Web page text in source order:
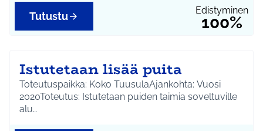
Edistyminen
100%
Tutustu
Istutetaan lisää puita
Toteutuspaikka: Koko TuusulaAjankohta: Vuosi
2020Toteutus: Istutetaan puiden taimia soveltuville
alu…